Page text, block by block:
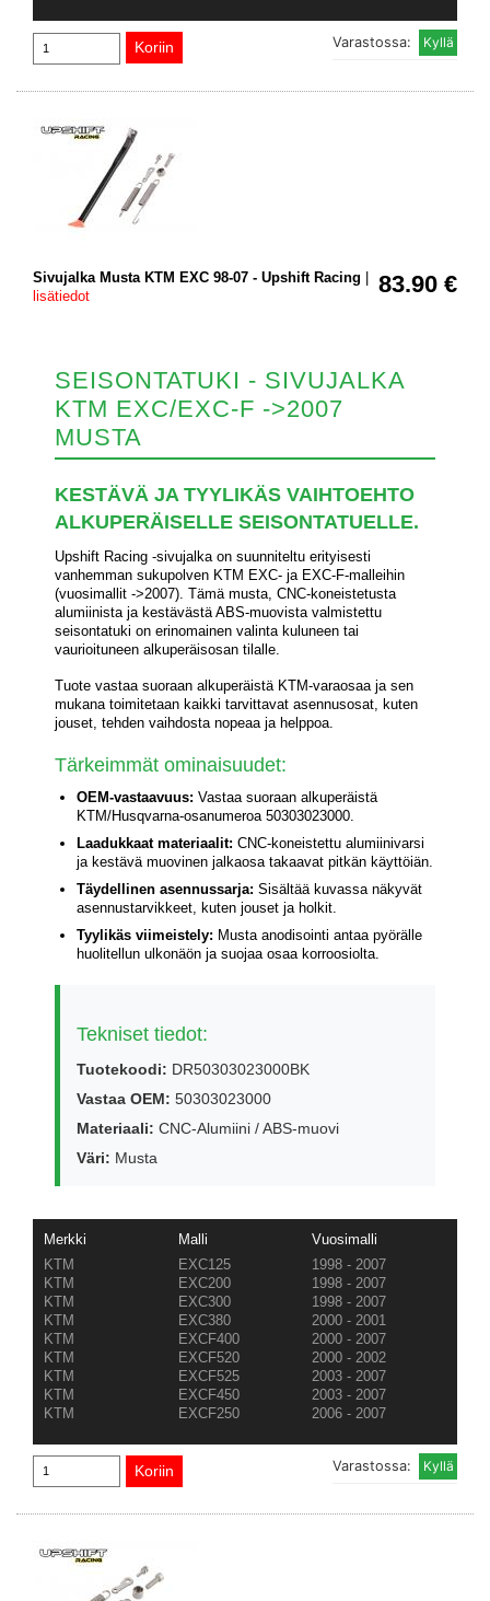
Varastossa:
83.90 €
Sivujalka Musta KTM EXC 98-07 - Upshift Racing |
lisätiedot
SEISONTATUKI - SIVUJALKA
KTM EXC/EXC-F ->2007
MUSTA
KESTÄVÄ JA TYYLIKÄS VAIHTOEHTO
ALKUPERÄISELLE SEISONTATUELLE.
Upshift Racing -sivujalka on suunniteltu erityisesti
vanhemman sukupolven KTM EXC- ja EXC-F-malleihin
(vuosimallit ->2007). Tämä musta, CNC-koneistetusta
alumiinista ja kestävästä ABS-muovista valmistettu
seisontatuki on erinomainen valinta kuluneen tai
vaurioituneen alkuperäisosan tilalle.
Tuote vastaa suoraan alkuperäistä KTM-varaosaa ja sen
mukana toimitetaan kaikki tarvittavat asennusosat, kuten
jouset, tehden vaihdosta nopeaa ja helppoa.
Tärkeimmät ominaisuudet:
OEM-vastaavuus: Vastaa suoraan alkuperäistä
KTM/Husqvarna-osanumeroa 50303023000.
Laadukkaat materiaalit: CNC-koneistettu alumiinivarsi
ja kestävä muovinen jalkaosa takaavat pitkän käyttöiän.
Täydellinen asennussarja: Sisältää kuvassa näkyvät
asennustarvikkeet, kuten jouset ja holkit.
Tyylikäs viimeistely: Musta anodisointi antaa pyörälle
huolitellun ulkonäön ja suojaa osaa korroosiolta.
Tekniset tiedot:
Tuotekoodi: DR50303023000BK
Vastaa OEM: 50303023000
Materiaali: CNC-Alumiini / ABS-muovi
Väri: Musta
Merkki Malli
Vuosimalli
KTM
EXC125
1998 - 2007
KTM
EXC200
1998 - 2007
KTM
EXC300
1998 - 2007
KTM
EXC380
2000 - 2001
KTM
EXCF400
2000 - 2007
KTM
EXCF520
2000 - 2002
KTM
EXCF525
2003 - 2007
KTM
EXCF450
2003 - 2007
KTM
EXCF250 2006 - 2007
Varastossa: